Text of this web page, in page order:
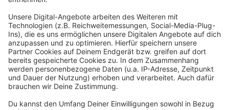
würzen.
Anschließend die Tomatenwürfel und Oliven
dazugeben. Die Masse nun auf den Wolfsbarsch
geben, mit Parmesan bestreuen und bei Oberhitze
gratinieren.
Für das Risotto die Schalottenwürfel in Butter
anschwitzen, den Risottoreis dazugeben und mit
Weißwein und Brühe ablöschen.
Den Reis unter ständigem Rühren und Zugabe von